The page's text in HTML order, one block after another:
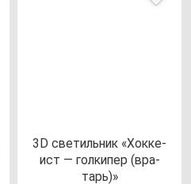
3D све­тиль­ник «Хок­ке­
ист — гол­ки­пер (вра­
тарь)»